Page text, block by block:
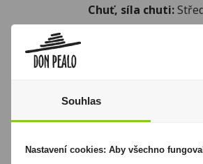
Chuť, síla chuti:
Toscanello Aroma
inovovačního úsilí o
a“grappu” která
hroznových slupek.
Objevte velmi
všem opravdovým
Souhlas
Nastavení cookies: Aby všechno